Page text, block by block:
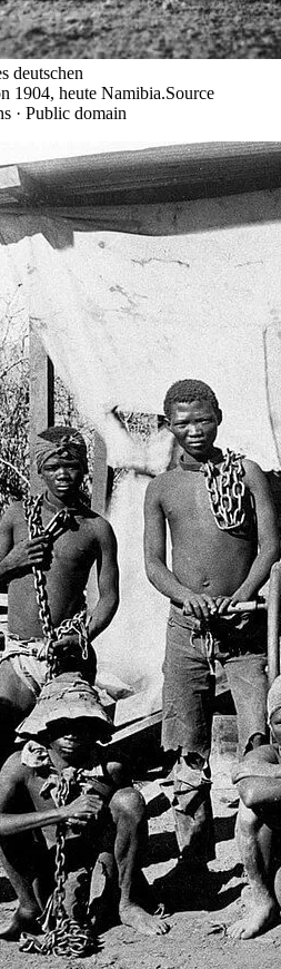
deutschen
1904, heute Namibia.Source
· Public domain